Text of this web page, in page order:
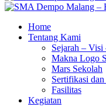
Home
Tentang Kami
Sejarah – Visi
Makna Logo
Mars Sekolah
Sertifikasi
Fasilitas
Kegiatan